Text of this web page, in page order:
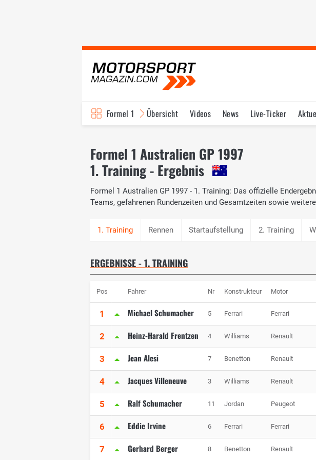
Formel 1 Übersicht Videos News Live-Ticker
Formel 1 Australien GP 1997
1. Training - Ergebnis
Formel 1 Australien GP 1997 - 1. Training: Das offizielle
Teams, gefahrenen Rundenzeiten und Gesamtzeiten sowie
Rennen Startaufstellung 2. Training
ERGEBNISSE - 1. TRAINING
Pos Fahrer Nr Konstrukteur Motor
1 Michael Schumacher 5 Ferrari Ferrari
2 Heinz-Harald Frentzen 4 Williams Renault
3 Jean Alesi 7 Benetton Renault
4 Jacques Villeneuve 3 Williams Renault
5 Ralf Schumacher 11 Jordan Peugeot
6 Eddie Irvine 6 Ferrari Ferrari
7 Gerhard Berger 8 Benetton Renault